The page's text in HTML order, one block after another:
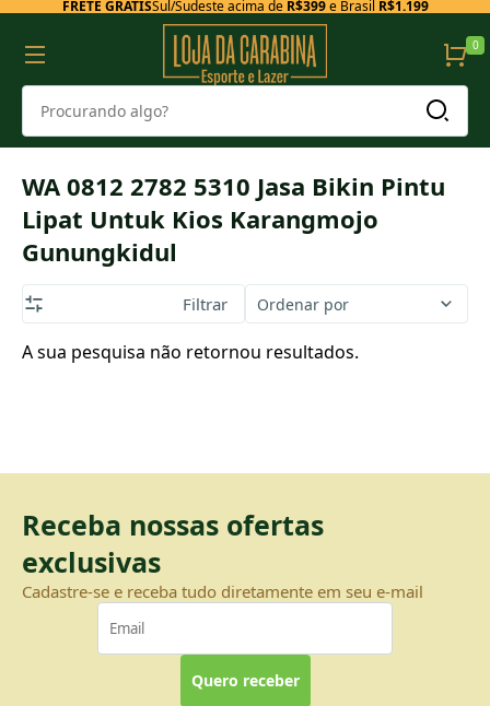
FRETE GRÁTISSul/Sudeste acima de R$399e Brasil R$1.199
0
WA 0812 2782 5310 Jasa Bikin Pintu
Lipat Untuk Kios Karangmojo
Gunungkidul
Filtrar Ordenar por
A sua pesquisa não retornou resultados.
Receba nossas ofertas
exclusivas
Cadastre-se e receba tudo diretamente em seu e-mail
Quero receber